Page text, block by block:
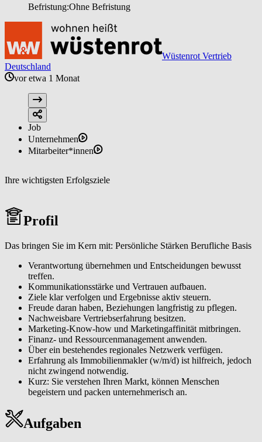
Befristung:Ohne Befristung
Wüstenrot Vertrieb
Deutschland
vor etwa 1 Monat
Job
Unternehmen
Mitarbeiter*innen
Ihre wichtigsten Erfolgsziele
Profil
Das bringen Sie im Kern mit: Persönliche Stärken Berufliche Basis
Verantwortung übernehmen und Entscheidungen bewusst
treffen.
Kommunikationsstärke und Vertrauen aufbauen.
Ziele klar verfolgen und Ergebnisse aktiv steuern.
Freude daran haben, Beziehungen langfristig zu pflegen.
Nachweisbare Vertriebserfahrung besitzen.
Marketing-Know-how und Marketingaffinität mitbringen.
Finanz- und Ressourcenmanagement anwenden.
Über ein bestehendes regionales Netzwerk verfügen.
Erfahrung als Immobilienmakler (w/m/d) ist hilfreich, jedoch
nicht zwingend notwendig.
Kurz: Sie verstehen Ihren Markt, können Menschen
begeistern und packen unternehmerisch an.
Aufgaben